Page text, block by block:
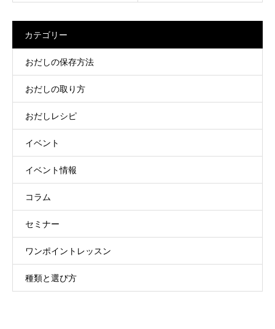
カテゴリー
おだしの保存方法
おだしの取り方
おだしレシピ
イベント
イベント情報
コラム
セミナー
ワンポイントレッスン
種類と選び方